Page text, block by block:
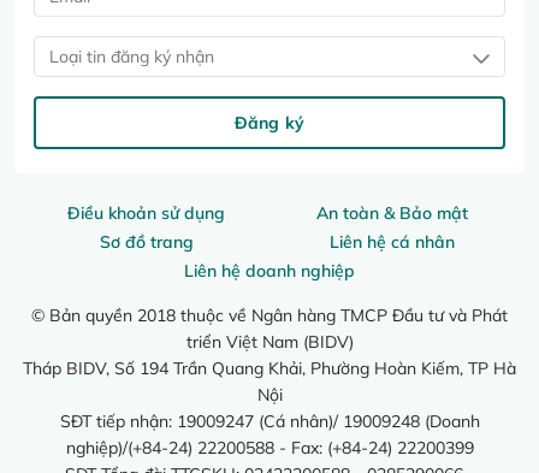
Điều khoản sử dụng
An toàn & Bảo mật
Sơ đồ trang
Liên hệ cá nhân
Liên hệ doanh nghiệp
© Bản quyền 2018 thuộc về Ngân hàng TMCP Đầu tư và Phát
triển Việt Nam (BIDV)
Tháp BIDV, Số 194 Trần Quang Khải, Phường Hoàn Kiếm, TP Hà
Nội
SĐT tiếp nhận: 19009247 (Cá nhân)/ 19009248 (Doanh
nghiệp)/(+84-24) 22200588 - Fax: (+84-24) 22200399
Loại tin đăng ký nhận
Đăng ký